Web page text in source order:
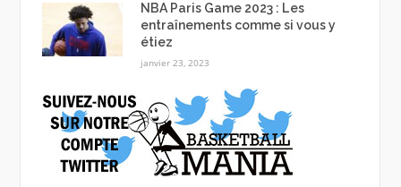
NBA Paris Game 2023 : Les
entraînements comme si vous y
étiez
janvier 23, 2023